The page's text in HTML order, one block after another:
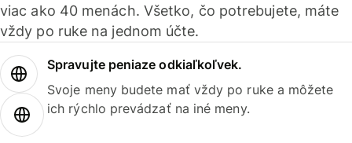
viac ako 40 menách. Všetko, čo potrebujete, máte
vždy po ruke na jednom účte.
Spravujte peniaze odkiaľkoľvek.
Svoje meny budete mať vždy po ruke a môžete
ich rýchlo prevádzať na iné meny.